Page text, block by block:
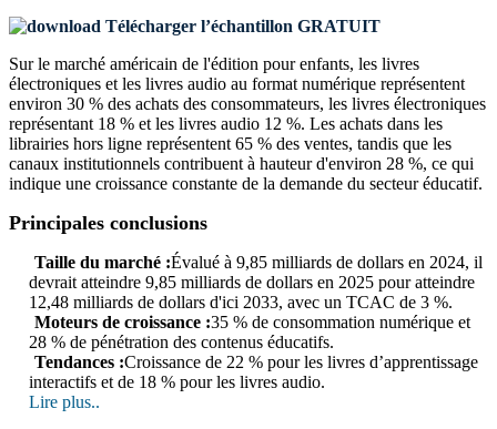
Télécharger l’échantillon GRATUIT
Sur le marché américain de l'édition pour enfants, les livres
électroniques et les livres audio au format numérique représentent
environ 30 % des achats des consommateurs, les livres électroniques
représentant 18 % et les livres audio 12 %. Les achats dans les
librairies hors ligne représentent 65 % des ventes, tandis que les
canaux institutionnels contribuent à hauteur d'environ 28 %, ce qui
indique une croissance constante de la demande du secteur éducatif.
Principales conclusions
Taille du marché :Évalué à 9,85 milliards de dollars en 2024, il
devrait atteindre 9,85 milliards de dollars en 2025 pour atteindre
12,48 milliards de dollars d'ici 2033, avec un TCAC de 3 %.
Moteurs de croissance :35 % de consommation numérique et
28 % de pénétration des contenus éducatifs.
Tendances :Croissance de 22 % pour les livres d’apprentissage
interactifs et de 18 % pour les livres audio.
Lire plus..